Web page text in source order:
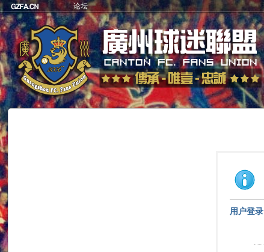
论坛
用户登录